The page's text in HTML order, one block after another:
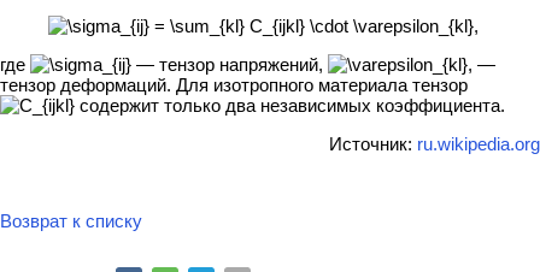
где — тензор напряжений,
—
тензор деформаций. Для изотропного материала тензор
содержит только два независимых коэффициента.
Источник: ru.wikipedia.org
Возврат к списку